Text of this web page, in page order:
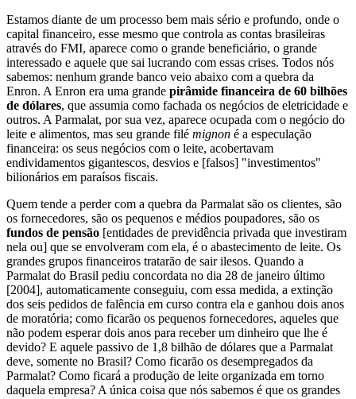
Estamos diante de um processo bem mais sério e profundo, onde o
capital financeiro, esse mesmo que controla as contas brasileiras
através do FMI, aparece como o grande beneficiário, o grande
interessado e aquele que sai lucrando com essas crises. Todos nós
sabemos: nenhum grande banco veio abaixo com a quebra da
Enron. A Enron era uma grande pirâmide financeira de 60 bilhões
de dólares, que assumia como fachada os negócios de eletricidade e
outros. A Parmalat, por sua vez, aparece ocupada com o negócio do
leite e alimentos, mas seu grande filé mignon é a especulação
financeira: os seus negócios com o leite, acobertavam
endividamentos gigantescos, desvios e [falsos] "investimentos"
bilionários em paraísos fiscais.
Quem tende a perder com a quebra da Parmalat são os clientes, são
os fornecedores, são os pequenos e médios poupadores, são os
fundos de pensão [entidades de previdência privada que investiram
nela ou] que se envolveram com ela, é o abastecimento de leite. Os
grandes grupos financeiros tratarão de sair ilesos. Quando a
Parmalat do Brasil pediu concordata no dia 28 de janeiro último
[2004], automaticamente conseguiu, com essa medida, a extinção
dos seis pedidos de falência em curso contra ela e ganhou dois anos
de moratória; como ficarão os pequenos fornecedores, aqueles que
não podem esperar dois anos para receber um dinheiro que lhe é
devido? E aquele passivo de 1,8 bilhão de dólares que a Parmalat
deve, somente no Brasil? Como ficarão os desempregados da
Parmalat? Como ficará a produção de leite organizada em torno
daquela empresa? A única coisa que nós sabemos é que os grandes